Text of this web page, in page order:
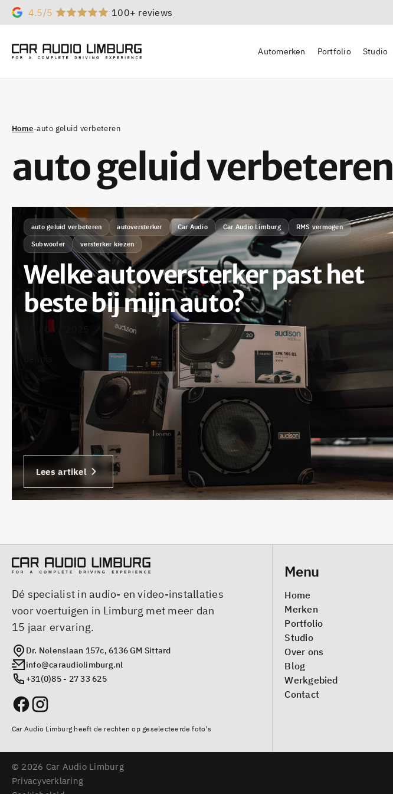
4.5/5 100+ reviews
Automerken Portfolio Studio
Home-auto geluid verbeteren
auto geluid verbeteren
auto geluid verbeteren autoversterker Car Audio Car Audio Limburg RMS vermogen
Subwoofer versterker kiezen
Welke autoversterker past het
beste bij mijn auto?
30 / 05 / 2025
Lees artikel
Dé specialist in audio- en video-installaties
voor voertuigen in Limburg met meer dan
15 jaar ervaring.
Dr. Nolenslaan 157c, 6136 GM Sittard
info@caraudiolimburg.nl
+31(0)85 - 27 33 625
Car Audio Limburg heeft de rechten op geselecteerde foto's
Menu
Home
Merken
Portfolio
Studio
Over ons
Blog
Werkgebied
Contact
© 2026 Car Audio Limburg
Privacyverklaring